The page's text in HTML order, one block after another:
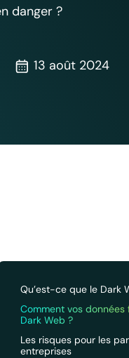
danger ?
13 août 2024
Qu’est-ce que le Dark
Comment vos
Dark Web ?
Les risques pour les
entreprises